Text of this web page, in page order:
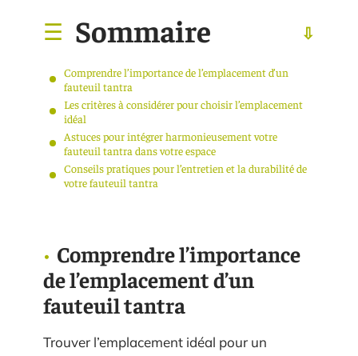
Sommaire
Comprendre l’importance de l’emplacement d’un
fauteuil tantra
Les critères à considérer pour choisir l’emplacement
idéal
Astuces pour intégrer harmonieusement votre
fauteuil tantra dans votre espace
Conseils pratiques pour l’entretien et la durabilité de
votre fauteuil tantra
Comprendre l’importance
de l’emplacement d’un
fauteuil tantra
Trouver l’emplacement idéal pour un